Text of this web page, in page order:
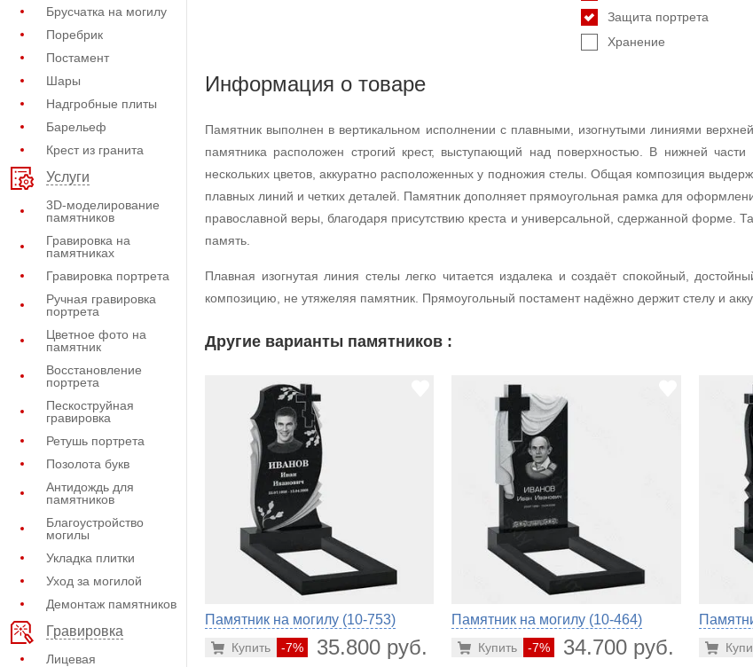
Брусчатка на могилу
Поребрик
Постамент
Шары
Надгробные плиты
Барельеф
Крест из гранита
Услуги
3D-моделирование
памятников
Гравировка на
памятниках
Гравировка портрета
Ручная гравировка
портрета
Цветное фото на
памятник
Восстановление
портрета
Пескоструйная
гравировка
Ретушь портрета
Позолота букв
Антидождь для
памятников
Благоустройство
могилы
Укладка плитки
Уход за могилой
Демонтаж памятников
Гравировка
Лицевая
Защита портрета
Хранение
Информация о товаре
Памятник выполнен в вертикальном исполнении с плавными, изогнутыми линиями
памятника расположен строгий крест, выступающий над поверхностью. В нижней
нескольких цветов, аккуратно расположенных у подножия стелы. Общая композиция
плавных линий и четких деталей. Памятник дополняет прямоугольная рамка для
православной веры, благодаря присутствию креста и универсальной, сдержанной
память.
Плавная изогнутая линия стелы легко читается издалека и создаёт спокойный,
композицию, не утяжеляя памятник. Прямоугольный постамент надёжно держит стелу и
Другие варианты памятников :
Памятник на могилу (10-753)
-7% 35.800 руб.
Купить
Памятник на могилу (10-464)
-7% 34.700 руб.
Купить